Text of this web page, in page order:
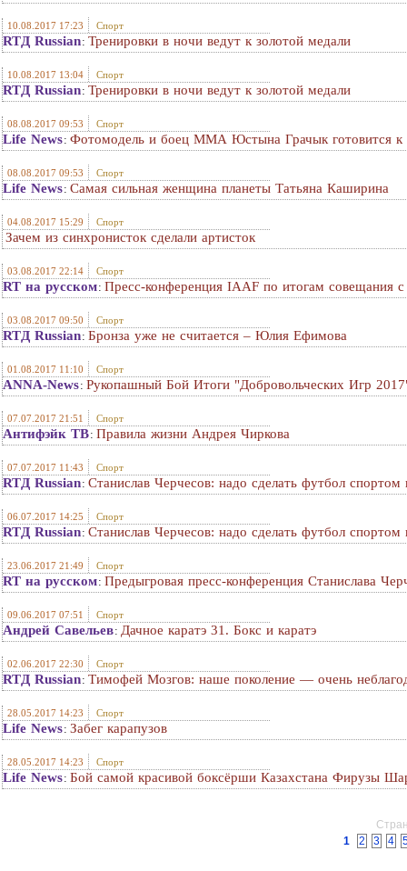
10.08.2017 17:23 Спорт
RTД Russian: Тренировки в ночи ведут к золотой медали
10.08.2017 13:04 Спорт
RTД Russian: Тренировки в ночи ведут к золотой медали
08.08.2017 09:53 Спорт
Life News: Фотомодель и боец ММА Юстына Грачык готовится к
08.08.2017 09:53 Спорт
Life News: Самая сильная женщина планеты Татьяна Каширина
04.08.2017 15:29 Спорт
Зачем из синхронисток сделали артисток
03.08.2017 22:14 Спорт
RT на русском: Пресс-конференция IAAF по итогам совещания
03.08.2017 09:50 Спорт
RTД Russian: Бронза уже не считается – Юлия Ефимова
01.08.2017 11:10 Спорт
ANNA-News: Рукопашный Бой Итоги "Добровольческих Игр
07.07.2017 21:51 Спорт
Антифэйк ТВ: Правила жизни Андрея Чиркова
07.07.2017 11:43 Спорт
RTД Russian: Станислав Черчесов: надо сделать футбол
06.07.2017 14:25 Спорт
RTД Russian: Станислав Черчесов: надо сделать футбол
23.06.2017 21:49 Спорт
RT на русском: Предыгровая пресс-конференция Станислава
09.06.2017 07:51 Спорт
Андрей Савельев: Дачное каратэ 31. Бокс и каратэ
02.06.2017 22:30 Спорт
RTД Russian: Тимофей Мозгов: наше поколение — очень
28.05.2017 14:23 Спорт
Life News: Забег карапузов
28.05.2017 14:23 Спорт
Life News: Бой самой красивой боксёрши Казахстана Фирузы
1
2 3 4